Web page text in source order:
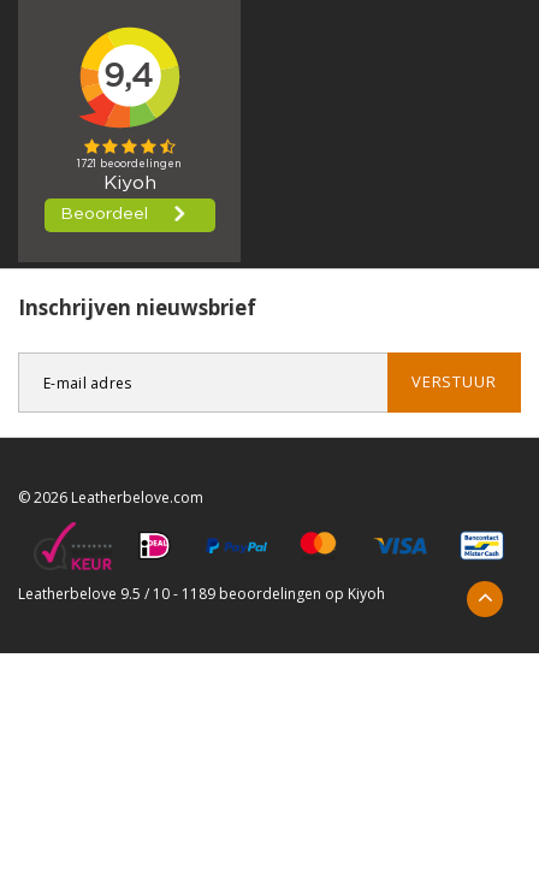
Inschrijven nieuwsbrief
VERSTUUR
© 2026 Leatherbelove.com
Leatherbelove 9.5 / 10- 1189 beoordelingen op Kiyoh